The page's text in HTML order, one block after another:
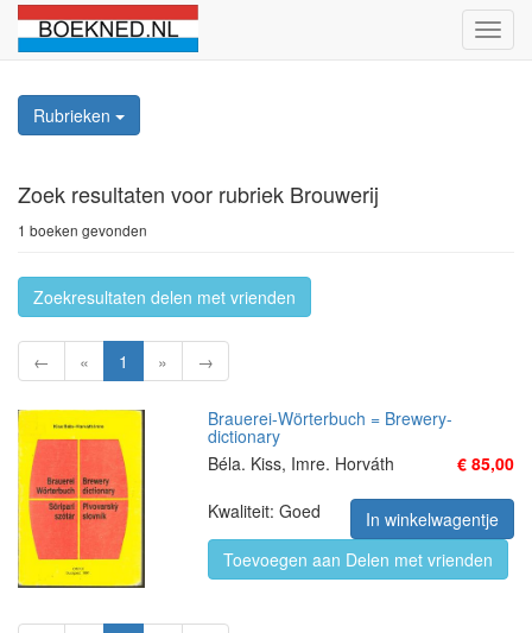
Rubrieken
Zoek resultaten voor rubriek Brouwerij
1 boeken gevonden
Zoekresultaten delen met vrienden
← « 1 » →
Brauerei-Wörterbuch = Brewery-
dictionary
Béla. Kiss, Imre. Horváth
€ 85,00
Kwaliteit: Goed
In winkelwagentje
Toevoegen aan Delen met vrienden